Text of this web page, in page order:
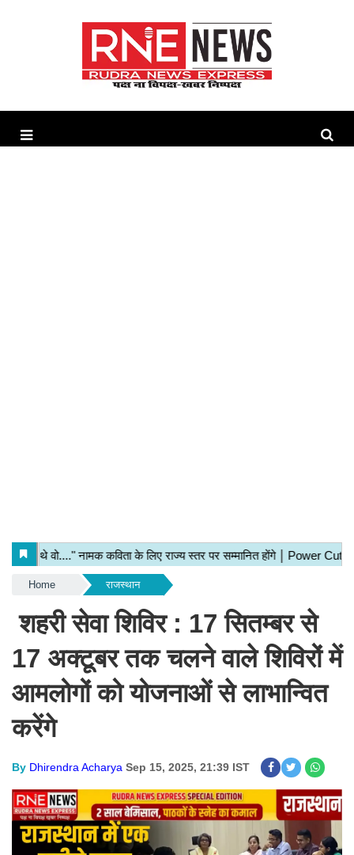
Home राजस्थान
शहरी सेवा शिविर : 17 सितम्बर से
17 अक्टूबर तक चलने वाले शिविरों में
आमलोगों को योजनाओं से लाभान्वित
करेंगे
By Dhirendra Acharya Sep 15, 2025, 21:39 IST